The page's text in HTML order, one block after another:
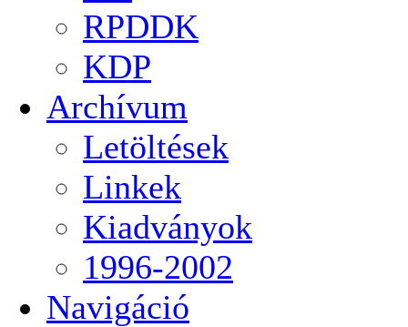
RPDDK
KDP
Archívum
Letöltések
Linkek
Kiadványok
1996-2002
Navigáció